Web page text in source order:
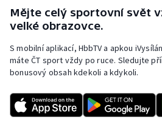
Mějte celý sportovní svět
velké obrazovce.
S mobilní aplikací, HbbTV a apkou
máte ČT sport vždy po ruce. Sledujte
bonusový obsah kdekoli a kdykoli.